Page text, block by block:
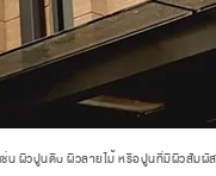
วปูนดิบ ผิวลายไม้ หรือปูนที่มีผิวสัมผัส